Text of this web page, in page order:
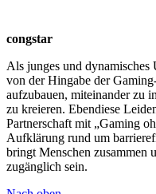
congstar
Als junges und dynamisches
von der Hingabe der
aufzubauen, miteinander zu
zu kreieren. Ebendiese
Partnerschaft mit „Gaming
Aufklärung rund um
bringt Menschen zusammen
zugänglich sein.